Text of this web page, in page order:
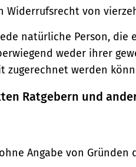
von
natürliche Person, die
weder ihrer
werden
Ratgebern und
Angabe von Gründen